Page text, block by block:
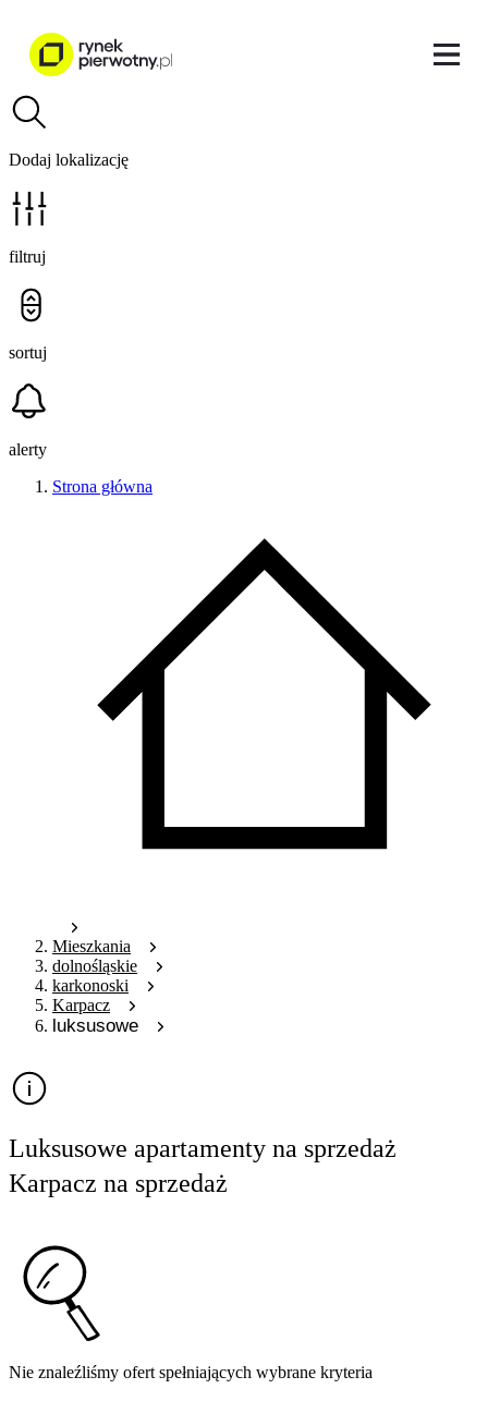
Dodaj lokalizację
filtruj
sortuj
alerty
Strona główna
Mieszkania
dolnośląskie
karkonoski
Karpacz
luksusowe
Luksusowe apartamenty na sprzedaż
Karpacz na sprzedaż
Nie znaleźliśmy ofert spełniających wybrane kryteria